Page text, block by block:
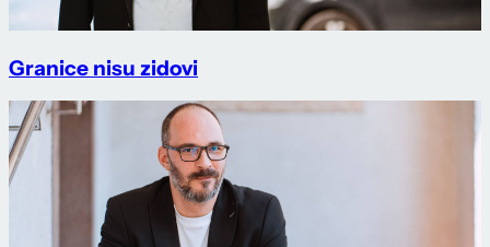
Granice nisu zidovi